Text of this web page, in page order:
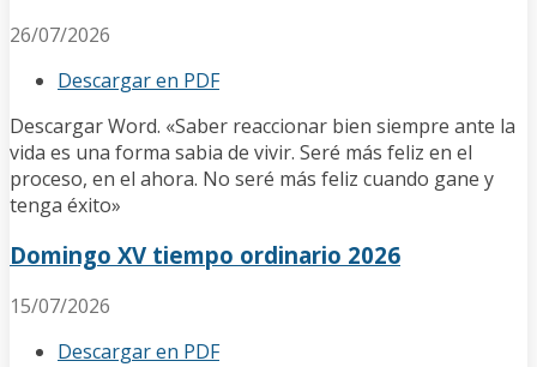
26/07/2026
Descargar en PDF
Descargar Word. «Saber reaccionar bien siempre ante la
vida es una forma sabia de vivir. Seré más feliz en el
proceso, en el ahora. No seré más feliz cuando gane y
tenga éxito»
Domingo XV tiempo ordinario 2026
15/07/2026
Descargar en PDF